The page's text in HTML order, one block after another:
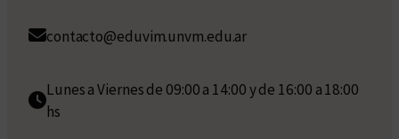
contacto@eduvim.unvm.edu.ar
Lunes a Viernes de 09:00 a 14:00 y de 16:00 a 18:00
hs